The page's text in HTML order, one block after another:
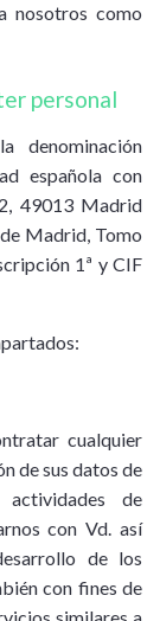
nosotros como
personal
denominación
española con
49013 Madrid
Madrid, Tomo
1ª y CIF
cualquier
de sus datos de
de
con Vd. así
de los
con fines de